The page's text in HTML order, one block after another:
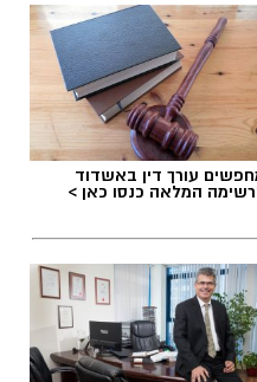
עורך דין באשדוד
המלאה כנסו כאן >